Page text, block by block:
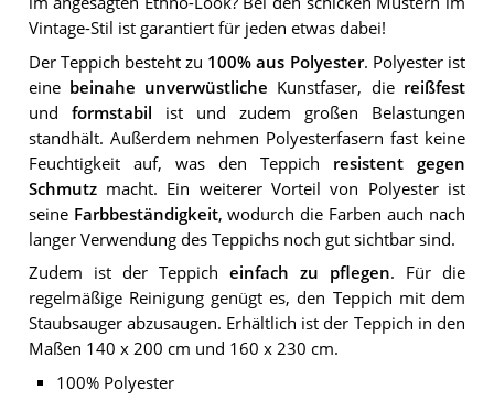
Vintage-Stil ist garantiert für jeden etwas dabei!
Der Teppich besteht zu 100% aus Polyester. Polyester ist
eine beinahe unverwüstliche Kunstfaser, die reißfest
und formstabil ist und zudem großen Belastungen
standhält. Außerdem nehmen Polyesterfasern fast keine
Feuchtigkeit auf, was den Teppich resistent gegen
Schmutzmacht. Ein weiterer Vorteil von Polyester ist
seine Farbbeständigkeit, wodurch die Farben auch nach
langer Verwendung des Teppichs noch gut sichtbar sind.
Zudem ist der Teppich einfach zu pflegen. Für die
regelmäßige Reinigung genügt es, den Teppich mit dem
Staubsauger abzusaugen. Erhältlich ist der Teppich in den
Maßen 140 x 200 cm und 160 x 230 cm.
100% Polyester